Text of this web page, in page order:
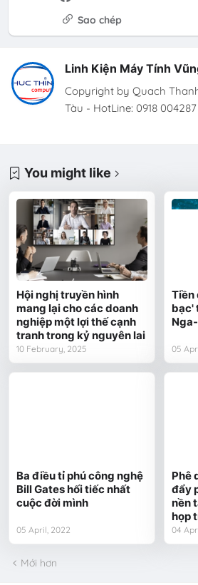
Sao chép
Linh Kiện Máy Tính
Copyright by Quach
Tàu - HotLine: 0918 004287
You might like
Hội nghị truyền hình
mang lại cho các doanh
nghiệp một lợi thế cạnh
tranh trong kỷ nguyên lai
10 February, 2025
Tiền
bạc'
05
Ba điều tỉ phú công nghệ
Bill Gates hối tiếc nhất
cuộc đời mình
05 April, 2022
Phê
đẩy
nền
họp
04
Mới hơn